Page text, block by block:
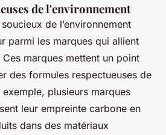
de l'environnement
de l’environnement
parmi les marques qui allient
marques mettent un point
des formules respectueuses de
exemple, plusieurs marques
leur empreinte carbone en
dans des matériaux